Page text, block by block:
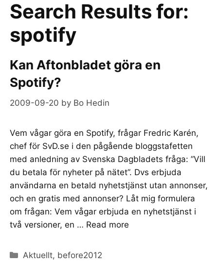
Search Results for:
spotify
Kan Aftonbladet göra en
Spotify?
2009-09-20 by Bo Hedin
Vem vågar göra en Spotify, frågar Fredric Karén,
chef för SvD.se i den pågående bloggstafetten
med anledning av Svenska Dagbladets fråga: ”Vill
du betala för nyheter på nätet”. Dvs erbjuda
användarna en betald nyhetstjänst utan annonser,
och en gratis med annonser? Låt mig formulera
om frågan: Vem vågar erbjuda en nyhetstjänst i
två versioner, en … Read more
Categories
Aktuellt, before2012